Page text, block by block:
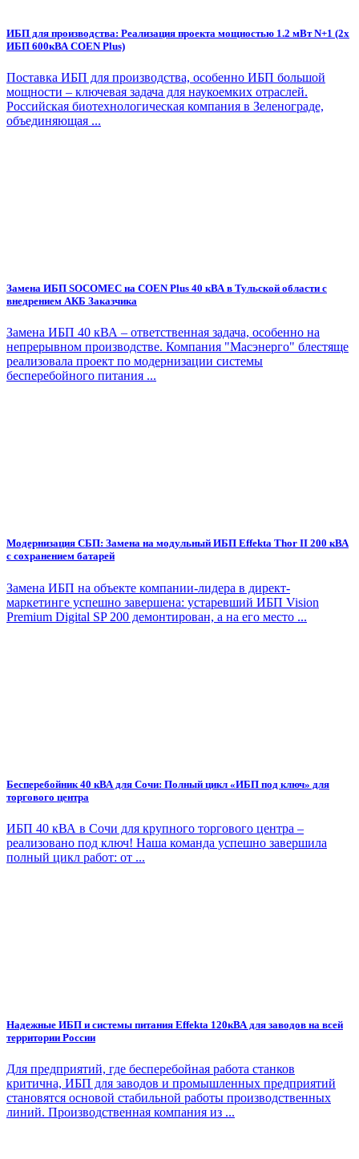
ИБП для производства: Реализация проекта мощностью 1.2 мВт N+1 (2х
ИБП 600кВА COEN Plus)
Поставка ИБП для производства, особенно ИБП большой
мощности – ключевая задача для наукоемких отраслей.
Российская биотехнологическая компания в Зеленограде,
объединяющая ...
Замена ИБП SOCOMEC на COEN Plus 40 кВА в Тульской области с
внедрением АКБ Заказчика
Замена ИБП 40 кВА – ответственная задача, особенно на
непрерывном производстве. Компания "Масэнерго" блестяще
реализовала проект по модернизации системы
бесперебойного питания ...
Модернизация СБП: Замена на модульный ИБП Effekta Thor II 200 кВА
с сохранением батарей
Замена ИБП на объекте компании-лидера в директ-
маркетинге успешно завершена: устаревший ИБП Vision
Premium Digital SP 200 демонтирован, а на его место ...
Бесперебойник 40 кВА для Сочи: Полный цикл «ИБП под ключ» для
торгового центра
ИБП 40 кВА в Сочи для крупного торгового центра –
реализовано под ключ! Наша команда успешно завершила
полный цикл работ: от ...
Надежные ИБП и системы питания Effekta 120кВА для заводов на всей
территории России
Для предприятий, где бесперебойная работа станков
критична, ИБП для заводов и промышленных предприятий
становятся основой стабильной работы производственных
линий. Производственная компания из ...